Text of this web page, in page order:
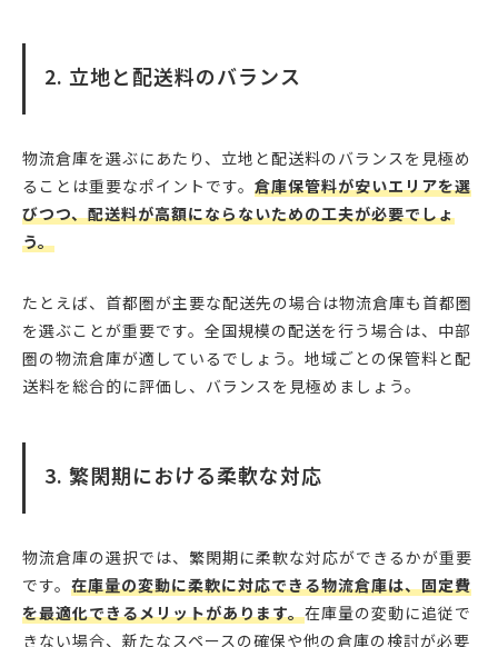
2. 立地と配送料のバランス
物流倉庫を選ぶにあたり、立地と配送料のバランスを見極め
ることは重要なポイントです。 倉庫保管料が安いエリアを選
びつつ、配送料が高額にならないための工夫が必要でしょ
う。
たとえば、首都圏が主要な配送先の場合は物流倉庫も首都圏
を選ぶことが重要です。全国規模の配送を行う場合は、中部
圏の物流倉庫が適しているでしょう。地域ごとの保管料と配
送料を総合的に評価し、バランスを見極めましょう。
3. 繁閑期における柔軟な対応
物流倉庫の選択では、繁閑期に柔軟な対応ができるかが重要
です。 在庫量の変動に柔軟に対応できる物流倉庫は、固定費
を最適化できるメリットがあります。在庫量の変動に追従で
きない場合、新たなスペースの確保や他の倉庫の検討が必要